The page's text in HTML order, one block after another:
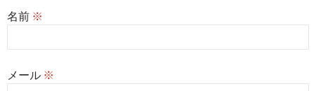
名前 ※
メール ※